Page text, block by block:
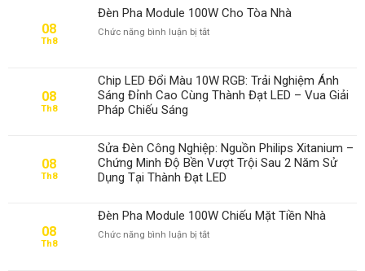
08
Th8
Đèn Pha Module 100W Cho Tòa Nhà
Chức năng bình luận bị tắtở
100W
Cho
08
Th8
Chip LED Đổi Màu 10W RGB: Trải Nghiệm Ánh
Sáng Đỉnh Cao Cùng Thành Đạt LED – Vua Giải
Pháp Chiếu Sáng
08
Th8
Sửa Đèn Công Nghiệp: Nguồn Philips Xitanium –
Chứng Minh Độ Bền Vượt Trội Sau 2 Năm Sử
Dụng Tại Thành Đạt LED
08
Th8
Đèn Pha Module 100W Chiếu Mặt Tiền Nhà
Chức năng bình luận bị tắtở